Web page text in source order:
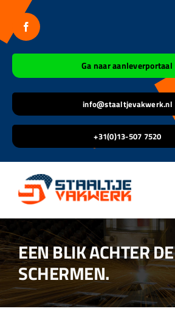
inhoud
Ga naar aanleverportaal
info@staaltjevakwerk.nl
+31(0)13-507 7520
Home
Over ons
EEN BLIK ACHTER DE
SCHERMEN.